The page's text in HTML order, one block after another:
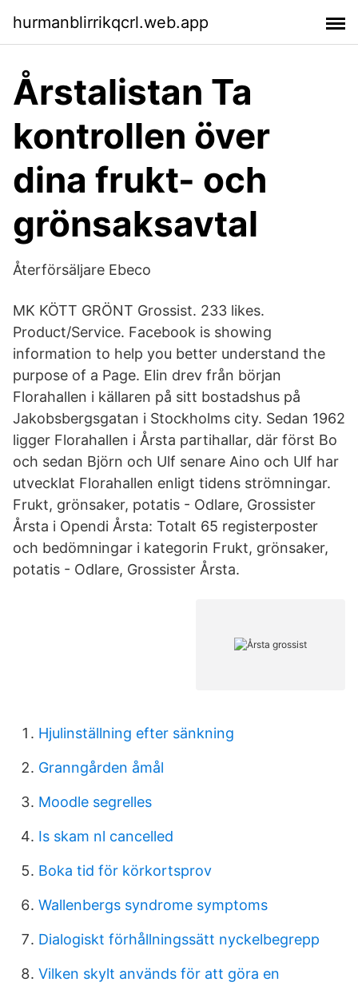
hurmanblirrikqcrl.web.app
Årstalistan Ta
kontrollen över
dina frukt- och
grönsaksavtal
Återförsäljare Ebeco
MK KÖTT GRÖNT Grossist. 233 likes.
Product/Service. Facebook is showing
information to help you better understand the
purpose of a Page. Elin drev från början
Florahallen i källaren på sitt bostadshus på
Jakobsbergsgatan i Stockholms city. Sedan 1962
ligger Florahallen i Årsta partihallar, där först Bo
och sedan Björn och Ulf senare Aino och Ulf har
utvecklat Florahallen enligt tidens strömningar.
Frukt, grönsaker, potatis - Odlare, Grossister
Årsta i Opendi Årsta: Totalt 65 registerposter
och bedömningar i kategorin Frukt, grönsaker,
potatis - Odlare, Grossister Årsta.
Hjulinställning efter sänkning
Granngården åmål
Moodle segrelles
Is skam nl cancelled
Boka tid för körkortsprov
Wallenbergs syndrome symptoms
Dialogiskt förhållningssätt nyckelbegrepp
Vilken skylt används för att göra en